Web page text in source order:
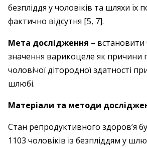
безпліддя у чоловіків та шляхи їх
фактично відсутня [5, 7].
Мета дослідження – встановити
значення варикоцеле як причини
чоловічої дітородної здатності
шлюбі.
Матеріали та методи
Стан репродуктивного здоров’я
1103 чоловіків із безпліддям у